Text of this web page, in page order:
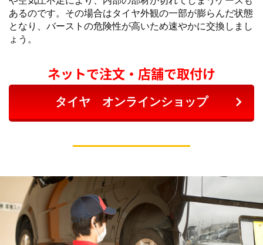
あるのです。その場合はタイヤ外観の一部が膨らんだ状態
となり、バーストの危険性が高いため速やかに交換しまし
ょう。
ネットで注文・店舗で取付け
タイヤ オンラインショップ